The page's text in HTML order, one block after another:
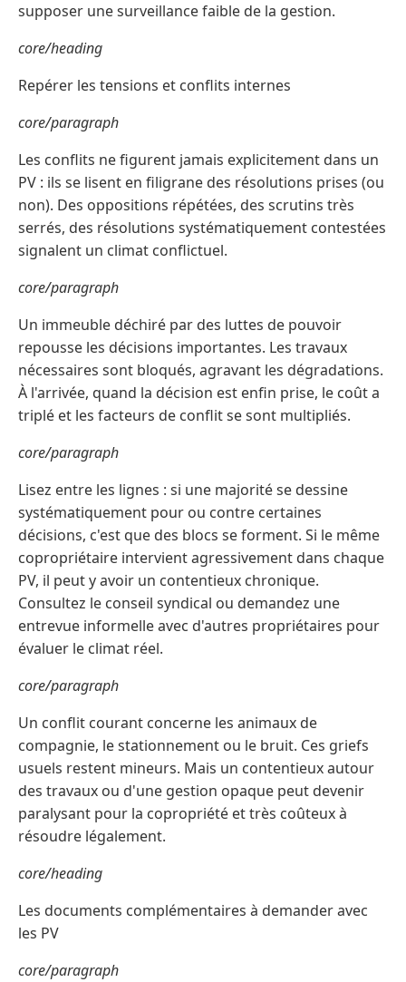
supposer une surveillance faible de la gestion.
core/heading
Repérer les tensions et conflits internes
core/paragraph
Les conflits ne figurent jamais explicitement dans un
PV : ils se lisent en filigrane des résolutions prises (ou
non). Des oppositions répétées, des scrutins très
serrés, des résolutions systématiquement contestées
signalent un climat conflictuel.
core/paragraph
Un immeuble déchiré par des luttes de pouvoir
repousse les décisions importantes. Les travaux
nécessaires sont bloqués, agravant les dégradations.
À l'arrivée, quand la décision est enfin prise, le coût a
triplé et les facteurs de conflit se sont multipliés.
core/paragraph
Lisez entre les lignes : si une majorité se dessine
systématiquement pour ou contre certaines
décisions, c'est que des blocs se forment. Si le même
copropriétaire intervient agressivement dans chaque
PV, il peut y avoir un contentieux chronique.
Consultez le conseil syndical ou demandez une
entrevue informelle avec d'autres propriétaires pour
évaluer le climat réel.
core/paragraph
Un conflit courant concerne les animaux de
compagnie, le stationnement ou le bruit. Ces griefs
usuels restent mineurs. Mais un contentieux autour
des travaux ou d'une gestion opaque peut devenir
paralysant pour la copropriété et très coûteux à
résoudre légalement.
core/heading
Les documents complémentaires à demander avec
les PV
core/paragraph